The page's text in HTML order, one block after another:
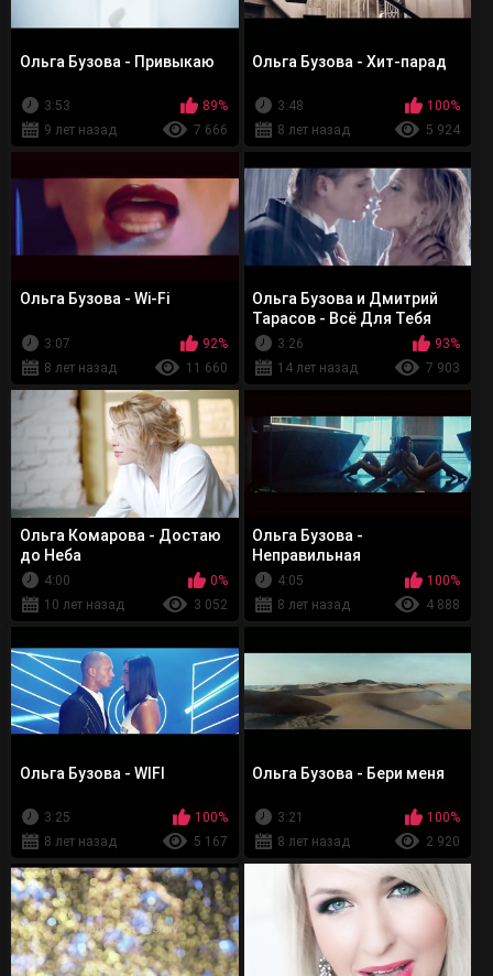
Ольга Бузова - Привыкаю
3:53
89%
9 лет назад
7 666
Ольга Бузова - Хит-парад
3:48
100%
8 лет назад
5 924
Ольга Бузова - Wi-Fi
3:07
92%
8 лет назад
11 660
Ольга Бузова и Дмитрий
Тарасов - Всё Для Тебя
3:26
93%
14 лет назад
7 903
Ольга Комарова - Достаю
до Неба
4:00
0%
10 лет назад
3 052
Ольга Бузова -
Неправильная
4:05
100%
8 лет назад
4 888
Ольга Бузова - WIFI
3:25
100%
8 лет назад
5 167
Ольга Бузова - Бери меня
3:21
100%
8 лет назад
2 920